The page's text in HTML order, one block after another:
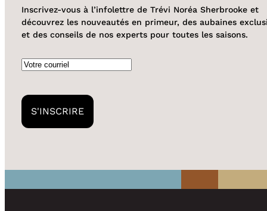
Inscrivez-vous à l’infolettre de Trévi Noréa Sherbrooke et
découvrez les nouveautés en primeur, des aubaines
et des conseils de nos experts pour toutes les saisons.
Courriel
S'INSCRIRE